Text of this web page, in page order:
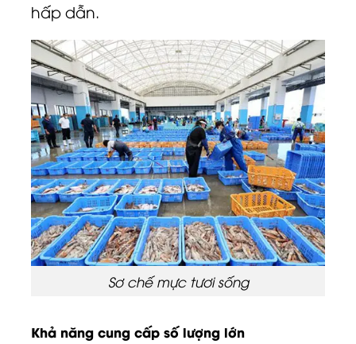
hấp dẫn.
Sơ chế mực tươi sống
Khả năng cung cấp số lượng lớn